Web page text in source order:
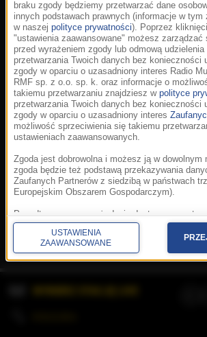
Korzystanie z portalu
Prywatność.Aplikacje.©
Fakty Grupa RMF sp. z
braku zgody będziemy przetwarzać dane
innych podstawach prawnych (informacje w tym
w naszej polityce prywatności). Poprzez
"ustawienia zaawansowane" możesz zarządzać
przed wyrażeniem zgody lub odmową udzielenia
przetwarzania Twoich danych bez konieczności
zgody w oparciu o uzasadniony interes Radio
RMF sp. z o.o. sp. k. oraz informacje o
takiemu przetwarzaniu znajdziesz w polityce
przetwarzania Twoich danych bez konieczności
zgody w oparciu o uzasadniony interes
możliwość sprzeciwienia się takiemu
ustawieniach zaawansowanych.
Zgoda jest dobrowolna i możesz ją w dowolnym
zgoda będzie też podstawą przekazywania
Zaufanych Partnerów z siedzibą w państwach
Europejskim Obszarem Gospodarczym).
Ponadto masz prawo żądania dostępu,
ograniczenia przetwarzania danych, a także
Prezesa Urzędu Ochrony Danych Osobowych.
znajdziesz informacje jak wykonać swoje prawa.
informacje na temat przetwarzania Twoich
USTAWIENIA
ZAAWANSOWANE